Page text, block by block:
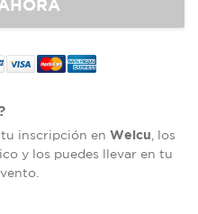
inscripción en Welcu , los
y los puedes llevar en tu